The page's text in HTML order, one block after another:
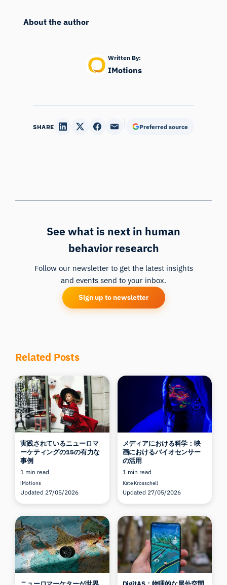
About the author
Written By:
IMotions
SHARE Preferred source
See what is next in human
behavior research
Follow our newsletter to get the latest insights
and events send to your inbox.
Sign up to newsletter
Related Posts
実践されているニューロマ
ーケティングの15の有力な
事例
1 min read
iMotions
Updated 27/05/2026
メディアにおける科学：映
画におけるバイオセンサー
の活用
1 min read
Kate Krosschell
Updated 27/05/2026